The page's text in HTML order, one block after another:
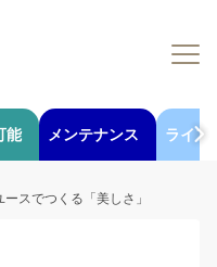
能 メンテナンス ライフ
スでつくる「美しさ」